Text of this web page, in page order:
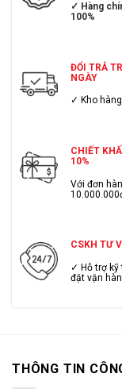
✓ Hàng
100%
ĐỔI TRẢ
NGÀY
✓ Kho
CHIẾT
10%
Với đơn
CSKH TƯ
✓ Hỗ trợ kỹ
đặt vận
THÔNG TIN